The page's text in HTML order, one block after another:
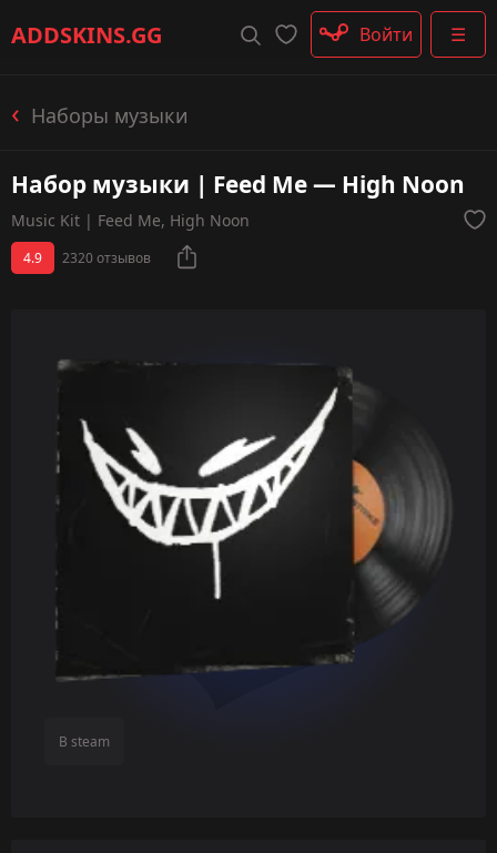
ADDSKINS.GG ☰
Пистолеты-пулемёты
Перчатки
Войти
Наборы музыки
Набор музыки | Feed Me — High Noon
Music Kit | Feed Me, High Noon
4.9 2320 отзывов
В steam